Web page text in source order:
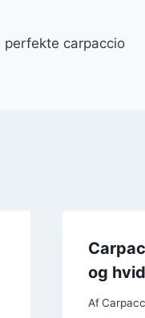
perfekte carpaccio
og
Af